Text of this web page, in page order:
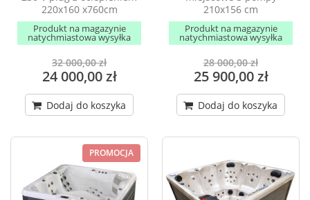
220x160 x760cm
Produkt na magazynie
natychmiastowa wysyłka
32 000,00 zł
24 000,00 zł
Dodaj do koszyka
210x156 cm
Produkt na magazynie
natychmiastowa wysyłka
28 000,00 zł
25 900,00 zł
Dodaj do koszyka
PROMOCJA